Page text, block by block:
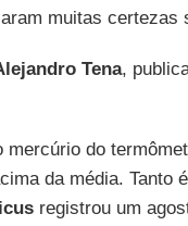
muitas certezas
Tena,
mercúrio do
da média. Tanto
registrou um